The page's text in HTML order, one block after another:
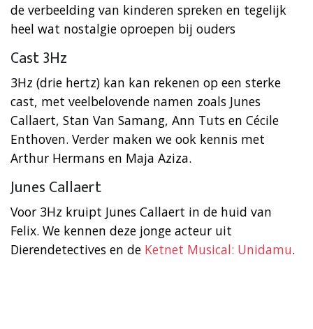
de verbeelding van kinderen spreken en tegelijk
heel wat nostalgie oproepen bij ouders
Cast 3Hz
3Hz (drie hertz) kan kan rekenen op een sterke
cast, met veelbelovende namen zoals Junes
Callaert, Stan Van Samang, Ann Tuts en Cécile
Enthoven. Verder maken we ook kennis met
Arthur Hermans en Maja Aziza.
Junes Callaert
Voor 3Hz kruipt Junes Callaert in de huid van
Felix. We kennen deze jonge acteur uit
Dierendetectives en de Ketnet Musical: Unidamu.